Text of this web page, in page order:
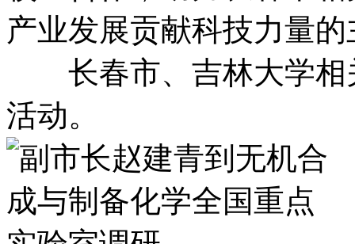
产业发展贡献科技力量
长春市、吉林大学相
活动。